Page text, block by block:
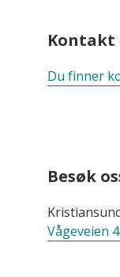
Kontakt
Du finner
Besøk
Vågeveien